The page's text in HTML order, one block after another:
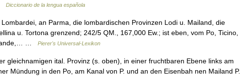
Diccionario de la lengua española
an Parma, die lombardischen Provinzen Lodi u. Mailand, die
u. Tortona grenzend; 242/5 QM., 167,000 Ew.; ist eben, vom Po, Ticino,
…
Pierer's Universal-Lexikon
gleichnamigen ital. Provinz (s. oben), in einer fruchtbaren Ebene links am
Mündung in den Po, am Kanal von P. und an den Eisenbah nen Mailand P.